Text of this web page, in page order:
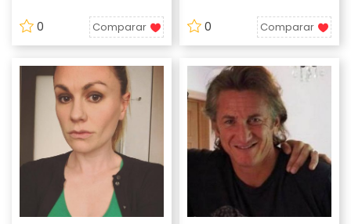
0 Comparar 0 Comparar